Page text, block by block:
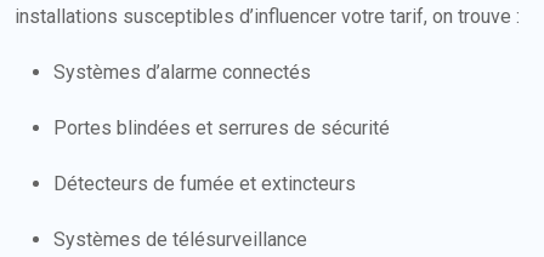
installations susceptibles d’influencer votre tarif, on trouve :
Systèmes d’alarme connectés
Portes blindées et serrures de sécurité
Détecteurs de fumée et extincteurs
Systèmes de télésurveillance